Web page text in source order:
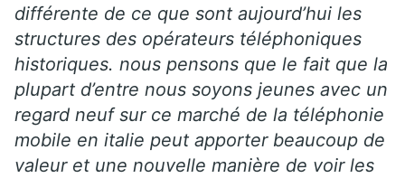
différente de ce que sont aujourd’hui les
structures des opérateurs téléphoniques
historiques. nous pensons que le fait que la
plupart d’entre nous soyons jeunes avec un
regard neuf sur ce marché de la téléphonie
mobile en italie peut apporter beaucoup de
valeur et une nouvelle manière de voir les